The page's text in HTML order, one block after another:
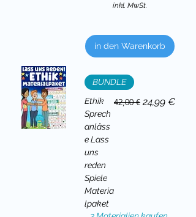
inkl. MwSt.
in den Warenkorb
BUNDLE
Ethik
Sprech
anläss
e Lass
uns
reden
Spiele
Materia
lpaket
Standardpreis
42,00 € Sale-Preis
24,99 €